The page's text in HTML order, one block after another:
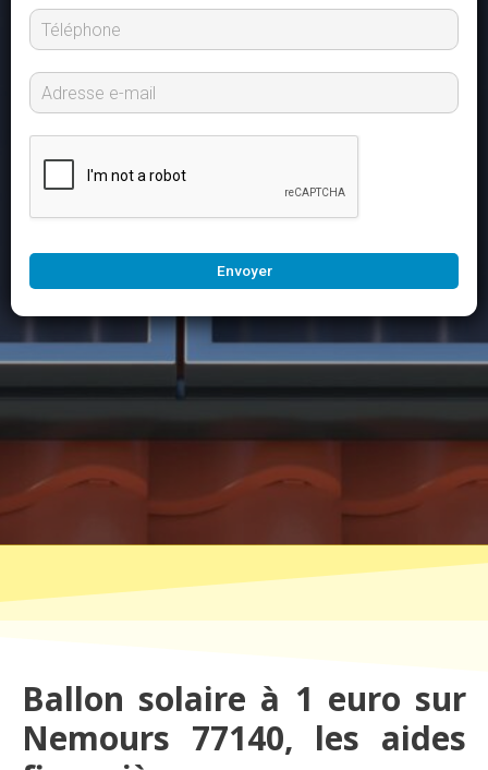
Envoyer
Ballon solaire à 1 euro sur
Nemours 77140, les aides